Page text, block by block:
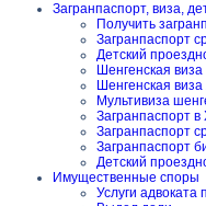
Загранпаспорт, виза,
Получить
Загранпаспорт
Детский
Шенгенская
Шенгенская
Мультивиза
Загранпаспорт в
Загранпаспорт
Загранпаспорт
Детский
Имущественные споры
Услуги адвоката